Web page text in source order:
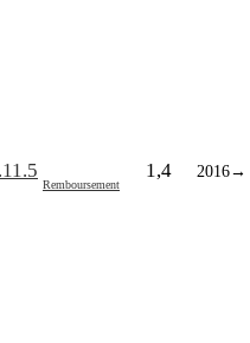
Remboursement
1,4 2016→